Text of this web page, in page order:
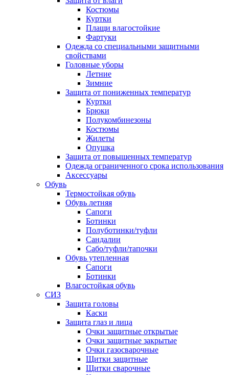
Костюмы
Куртки
Плащи влагостойкие
Фартуки
Одежда со специальными защитными
свойствами
Головные уборы
Летние
Зимние
Защита от пониженных температур
Куртки
Брюки
Полукомбинезоны
Костюмы
Жилеты
Опушка
Защита от повышенных температур
Одежда ограниченного срока использования
Аксессуары
Обувь
Термостойкая обувь
Обувь летняя
Сапоги
Ботинки
Полуботинки/туфли
Сандалии
Сабо/туфли/тапочки
Обувь утепленная
Сапоги
Ботинки
Влагостойкая обувь
СИЗ
Защита головы
Каски
Защита глаз и лица
Очки защитные открытые
Очки защитные закрытые
Очки газосварочные
Щитки защитные
Щитки сварочные